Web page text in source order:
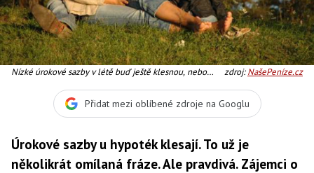
Nízké úrokové sazby v létě buď ještě klesnou, nebo
zdroj:NašePeníze.cz
Přidat mezi oblíbené zdroje na Googlu
Úrokové sazby u hypoték klesají. To už je
několikrát omílaná fráze. Ale pravdivá. Zájemci o